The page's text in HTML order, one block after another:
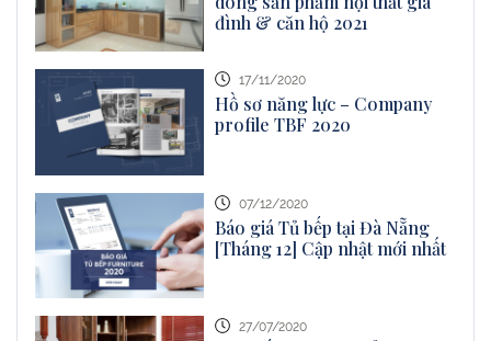
đình & căn hộ 2021
17/11/2020
Hồ sơ năng lực – Company
profile TBF 2020
07/12/2020
Báo giá Tủ bếp tại Đà Nẵng
[Tháng 12] Cập nhật mới nhất
27/07/2020